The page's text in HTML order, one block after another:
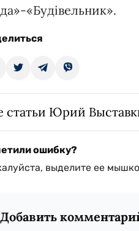
«Будівельник».
статьи Юрий
ошибку?
выделите ее
Добавить